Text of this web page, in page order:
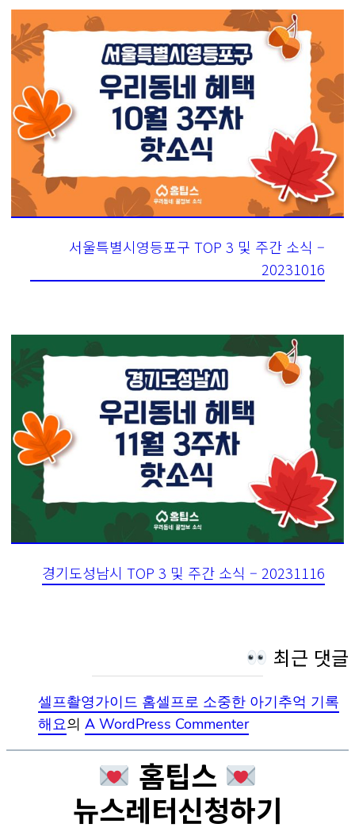
서울특별시영등포구 TOP 3 및 주간 소식 –
20231016
경기도성남시 TOP 3 및 주간 소식 – 20231116
최근 댓글
셀프촬영가이드 홈셀프로 소중한 아기추억 기록
해요의 A WordPress Commenter
홈팁스
뉴스레터신청하기